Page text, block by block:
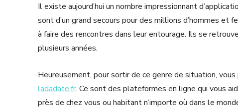
Il existe aujourd’hui un nombre impressionnant
sont d’un grand secours pour des millions d’hommes et
à faire des rencontres dans leur entourage. Ils se
plusieurs années.
Heureusement, pour sortir de ce genre de situation,
ladadate.fr. Ce sont des plateformes en ligne qui vous
près de chez vous ou habitant n’importe où dans le